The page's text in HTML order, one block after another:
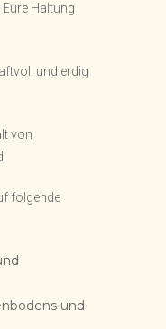
Haltung
und erdig
von
folgende
und